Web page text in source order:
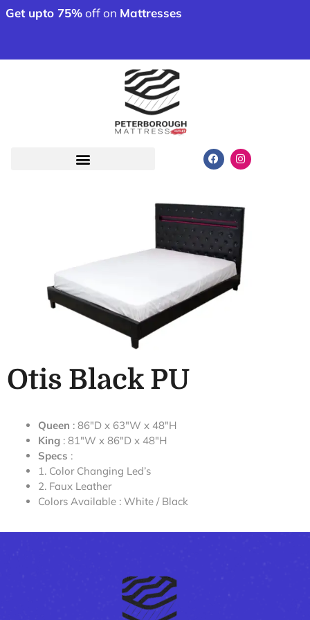
Get upto 75%off on Mattresses
Otis Black PU
Queen : 86″D x 63″W x 48″H
King : 81″W x 86″D x 48″H
Specs :
1. Color Changing Led’s
2. Faux Leather
Colors Available : White / Black